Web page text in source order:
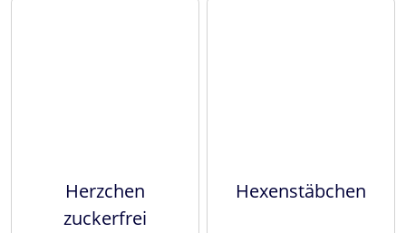
Herzchen
zuckerfrei
Hexenstäbchen